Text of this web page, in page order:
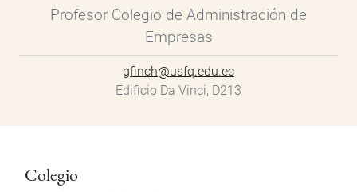
Profesor Colegio de Administración de
Empresas
gfinch@usfq.edu.ec
Edificio Da Vinci, D213
Colegio